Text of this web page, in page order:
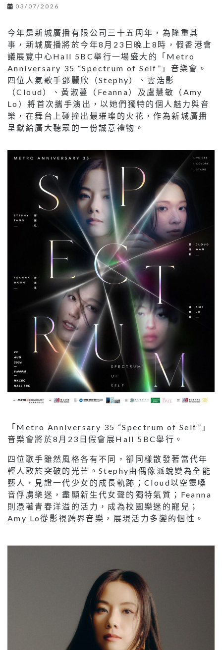
03/07/2026
今年是新城廣播有限公司三十五周年，為隆重其
事，新城廣播將於今年8月23日晚上8時，假香港會
議展覽中心Hall 5BC舉行一場盛大的「Metro
Anniversary 35 “Spectrum of Self”」音樂會。
四位人氣歌手鄧麗欣（Stephy）、雲浩影
（Cloud）、黃淑蔓（Feanna）及盧慧敏（Amy
Lo）將首次攜手演出，以她們獨特的個人魅力與音
樂，在舞台上碰撞出最璀璨的火花，作為新城廣播
呈獻給廣大聽眾的一份誠意禮物。
「Metro Anniversary 35 “Spectrum of Self”」
音樂會將於8月23日假會展Hall 5BC舉行。
四位歌手雖然風格各有不同，卻同樣散發著當代年
輕人敢於突破的光芒。Stephy由偶像派蛻變為全能
藝人，見證一代少女的成長軌跡；Cloud以空靈嗓
音俘虜樂迷，盡顯新生代女聲的獨特氣質；Feanna
則憑著青春洋溢的活力，成為校園樂迷的寵兒；
Amy Lo從影視跨界音樂，展現活力多變的個性。